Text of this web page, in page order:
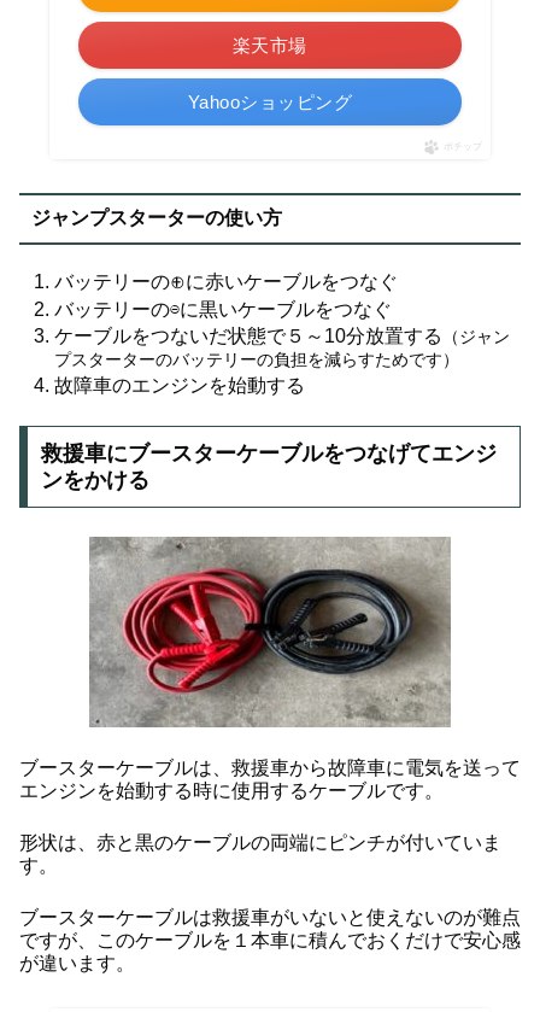
楽天市場
Yahooショッピング
ポチップ
ジャンプスターターの使い方
バッテリーの⊕に赤いケーブルをつなぐ
バッテリーの⊖に黒いケーブルをつなぐ
ケーブルをつないだ状態で５～10分放置する
（ジャン
プスターターのバッテリーの負担を減らすためです）
故障車のエンジンを始動する
救援車にブースターケーブルをつなげてエンジ
ンをかける
ブースターケーブルは、救援車から故障車に電気を送って
エンジンを始動する時に使用するケーブルです。
形状は、赤と黒のケーブルの両端にピンチが付いていま
す。
ブースターケーブルは救援車がいないと使えないのが難点
ですが、このケーブルを１本車に積んでおくだけで安心感
が違います。